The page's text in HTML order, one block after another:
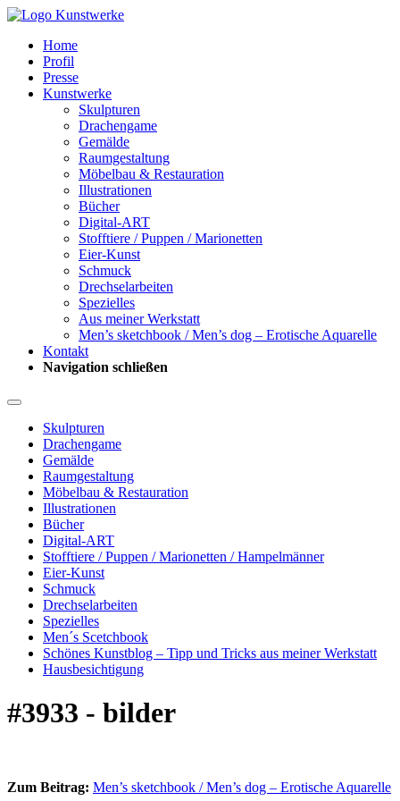
Home
Profil
Presse
Kunstwerke
Skulpturen
Drachengame
Gemälde
Raumgestaltung
Möbelbau & Restauration
Illustrationen
Bücher
Digital-ART
Stofftiere / Puppen / Marionetten
Eier-Kunst
Schmuck
Drechselarbeiten
Spezielles
Aus meiner Werkstatt
Men’s sketchbook / Men’s dog – Erotische Aquarelle
Kontakt
Navigation schließen
Skulpturen
Drachengame
Gemälde
Raumgestaltung
Möbelbau & Restauration
Illustrationen
Bücher
Digital-ART
Stofftiere / Puppen / Marionetten / Hampelmänner
Eier-Kunst
Schmuck
Drechselarbeiten
Spezielles
Men´s Scetchbook
Schönes Kunstblog – Tipp und Tricks aus meiner Werkstatt
Hausbesichtigung
#3933 - bilder
Zum Beitrag: Men’s sketchbook / Men’s dog – Erotische Aquarelle